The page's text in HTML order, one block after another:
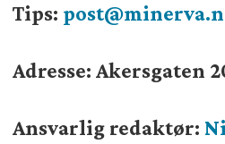
Tips:
Adresse: Akersgaten
Ansvarlig redaktør: